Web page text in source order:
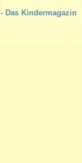
Das Kindermagazin